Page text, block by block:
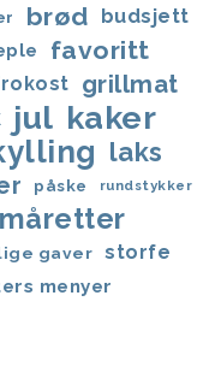
brød budsjett
favoritt
grillmat
jul kaker
laks
påske rundstykker
gaver storfe
menyer